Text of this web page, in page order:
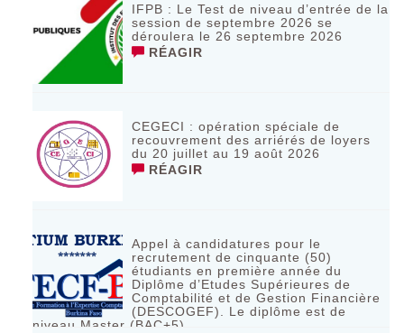
IFPB : Le Test de niveau d’entrée de la
session de septembre 2026 se
déroulera le 26 septembre 2026
RÉAGIR
CEGECI : opération spéciale de
recouvrement des arriérés de loyers
du 20 juillet au 19 août 2026
RÉAGIR
Appel à candidatures pour le
recrutement de cinquante (50)
étudiants en première année du
Diplôme d’Etudes Supérieures de
Comptabilité et de Gestion Financière
(DESCOGEF). Le diplôme est de
niveau Master (BAC+5)